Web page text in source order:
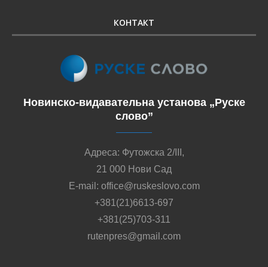
Новинско-издавачка установа „Руске слово”/
слово”/Newspaper Publishing Institution „Ruske slovo”
Адреса/Адреса/Address:
Футожска 2/III /Футошка 2/III /Futoska street 2/III
21000 Нови Сад/21000 Нови Сад/21000 Novi Sad
Република Србија/Република Сербия/Republic of
+ 381 (0) 21 6613 697